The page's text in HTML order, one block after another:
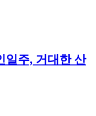
주, 거대한 산